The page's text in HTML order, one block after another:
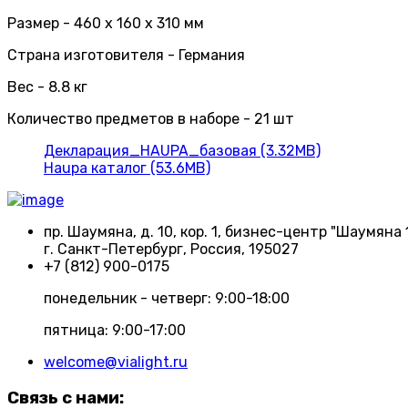
Размер - 460 x 160 x 310 мм
Страна изготовителя - Германия
Вес - 8.8 кг
Количество предметов в наборе - 21 шт
Декларация_HAUPA_базовая (3.32MB)
Haupa каталог (53.6MB)
пр. Шаумяна, д. 10, кор. 1, бизнес-центр "Шаумяна
г. Санкт-Петербург, Россия, 195027
+7 (812) 900-0175
понедельник - четверг: 9:00-18:00
пятница: 9:00-17:00
welcome@vialight.ru
Связь с нами: